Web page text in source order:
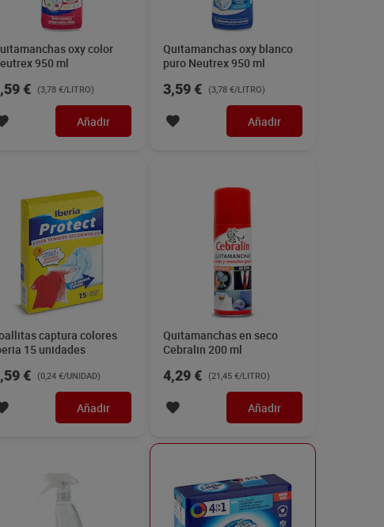
oxy color
950 ml
€ (3,78 €/LITRO)
Añadir
Quitamanchas oxy blanco
puro Neutrex 950 ml
3,59 € (3,78 €/LITRO)
Añadir
captura colores
15 unidades
€ (0,24 €/UNIDAD)
Añadir
Quitamanchas en seco
Cebralin 200 ml
4,29 € (21,45 €/LITRO)
Añadir